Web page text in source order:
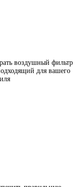
воздушный фильтр
для вашего